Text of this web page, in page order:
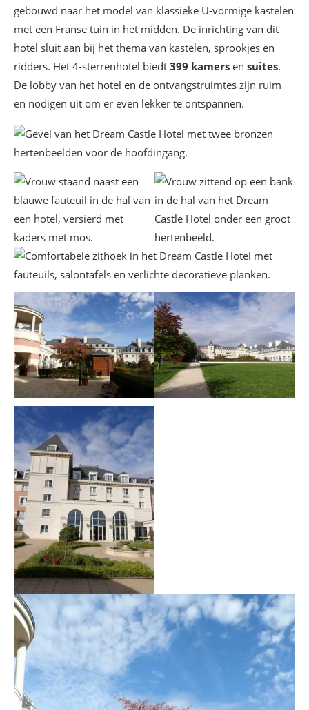
gebouwd naar het model van klassieke U-vormige kastelen
met een Franse tuin in het midden. De inrichting van dit
hotel sluit aan bij het thema van kastelen, sprookjes en
ridders. Het 4-sterrenhotel biedt 399 kamers en suites.
De lobby van het hotel en de ontvangstruimtes zijn ruim
en nodigen uit om er even lekker te ontspannen.